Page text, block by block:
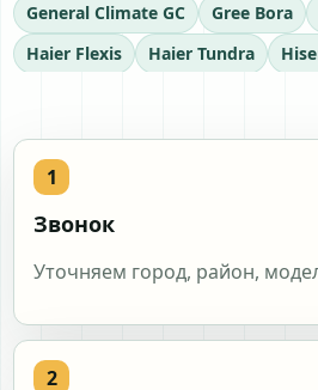
General Climate GC
Gree Bora
Haier Flexis
Haier Tundra
LG Dual Inverter
MDV Aurora
Midea Mission
Mitsubishi Heavy SRK
Звонок
Уточняем город, район,